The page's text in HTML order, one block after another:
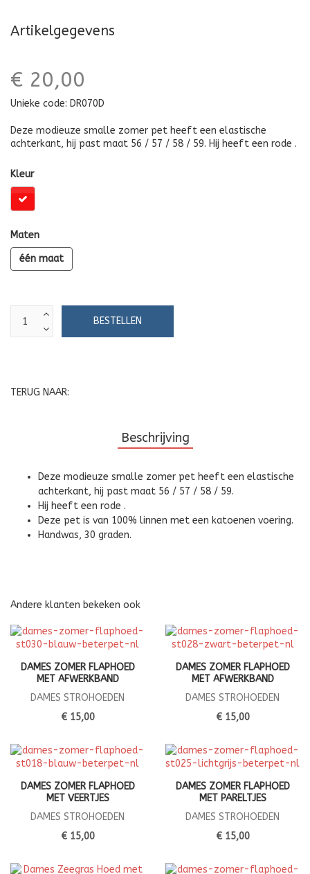
Artikelgegevens
€ 20,00
Unieke code: DR070D
Deze modieuze smalle zomer pet heeft een elastische
achterkant, hij past maat 56 / 57 / 58 / 59. Hij heeft een rode .
Kleur
Maten
één maat
TERUG NAAR:
Beschrijving
Deze modieuze smalle zomer pet heeft een elastische
achterkant, hij past maat 56 / 57 / 58 / 59.
Hij heeft een rode .
Deze pet is van 100% linnen met een katoenen voering.
Handwas, 30 graden.
Andere klanten bekeken ook
DAMES ZOMER FLAPHOED
MET AFWERKBAND
DAMES STROHOEDEN
€ 15,00
DAMES ZOMER FLAPHOED
MET AFWERKBAND
DAMES STROHOEDEN
€ 15,00
DAMES ZOMER FLAPHOED
MET VEERTJES
DAMES STROHOEDEN
€ 15,00
DAMES ZOMER FLAPHOED
MET PARELTJES
DAMES STROHOEDEN
€ 15,00